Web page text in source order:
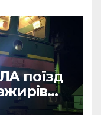
поїзд